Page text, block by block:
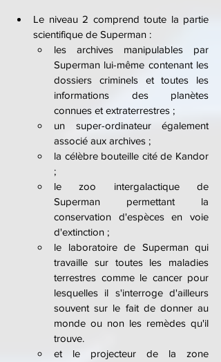
Le niveau 2 comprend toute la partie
scientifique de Superman :
les archives manipulables par
Superman lui-même contenant les
dossiers criminels et toutes les
informations des planètes
connues et extraterrestres ;
un super-ordinateur également
associé aux archives ;
la célèbre bouteille cité de Kandor
;
le zoo intergalactique de
Superman permettant la
conservation d'espèces en voie
d'extinction ;
le laboratoire de Superman qui
travaille sur toutes les maladies
terrestres comme le cancer pour
lesquelles il s'interroge d'ailleurs
souvent sur le fait de donner au
monde ou non les remèdes qu'il
trouve.
et le projecteur de la zone